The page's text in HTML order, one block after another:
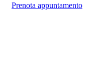
Prenota appuntamento